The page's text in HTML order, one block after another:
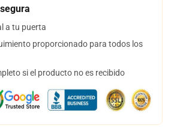
a tu puerta
proporcionado para todos los
si el producto no es recibido